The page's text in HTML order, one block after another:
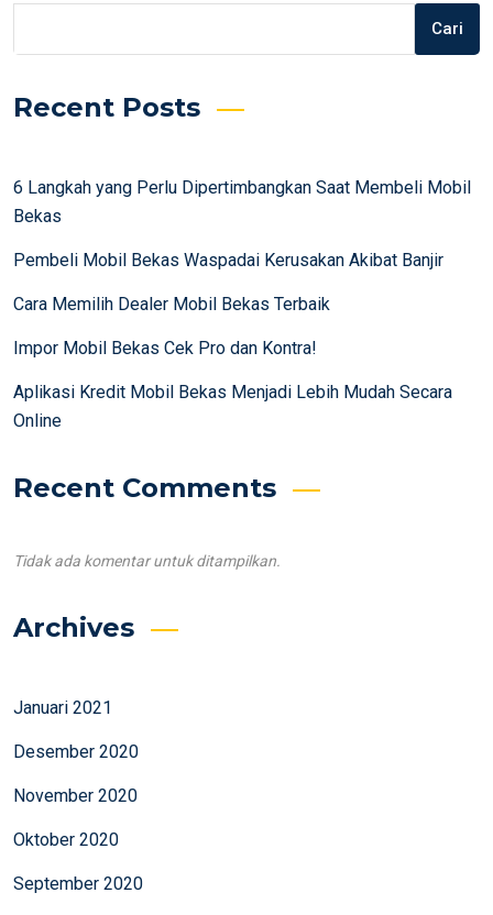
Cari
Recent Posts
6 Langkah yang Perlu Dipertimbangkan Saat Membeli Mobil
Bekas
Pembeli Mobil Bekas Waspadai Kerusakan Akibat Banjir
Cara Memilih Dealer Mobil Bekas Terbaik
Impor Mobil Bekas Cek Pro dan Kontra!
Aplikasi Kredit Mobil Bekas Menjadi Lebih Mudah Secara
Online
Recent Comments
Tidak ada komentar untuk ditampilkan.
Archives
Januari 2021
Desember 2020
November 2020
Oktober 2020
September 2020